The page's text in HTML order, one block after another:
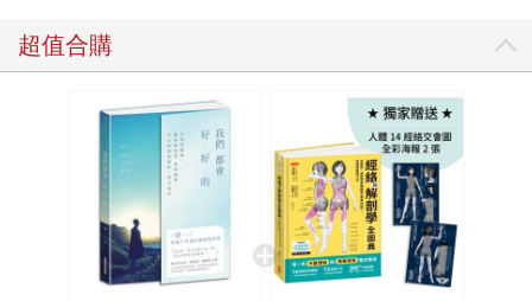
迷的反饋不難了解書迷從他文章中的獲得，一種了解、一種
信任、一種溫暖，書迷從肆一文章中得到了理解和共鳴。 原
從事的也是編輯工作，如此經驗豐富的作者，讓合作編輯剛
開始確實感受到不小的壓力，因為以他過往美術設計的背
景，讓他在視覺美感上有一定的堅持，大到書封設計、紙材
使用、文案編排、內頁版型，小到重點句加重符號的深淺運
用、字體選擇、書腰設計，每個項目、每個細節他都事必躬
親，禮貌地給予具體的建議！ 不過也因為編輯與作者的溝通
超值合購